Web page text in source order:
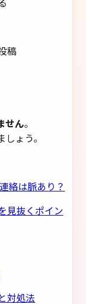
稿
せん。
ょう。
絡は脈あり？
見抜くポイン
対処法